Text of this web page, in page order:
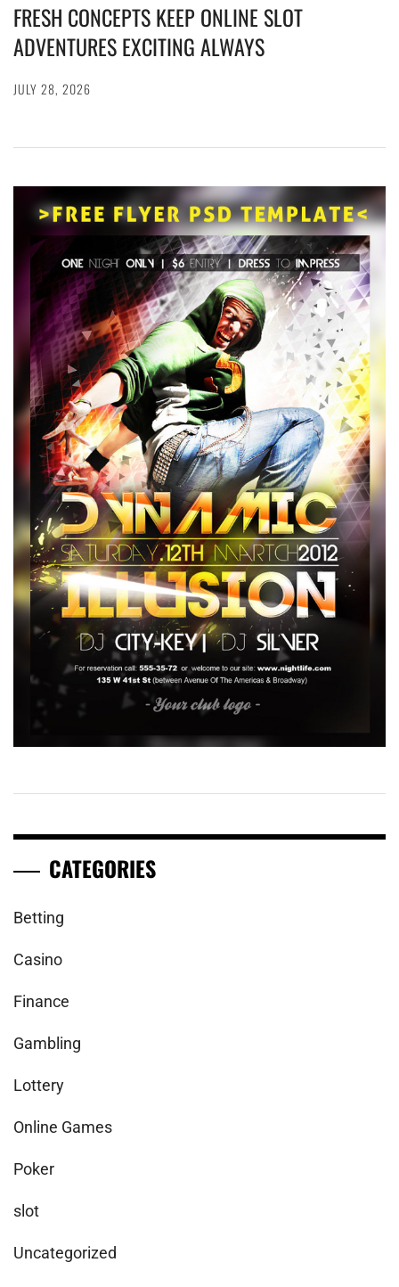
FRESH CONCEPTS KEEP ONLINE SLOT
ADVENTURES EXCITING ALWAYS
JULY 28, 2026
CATEGORIES
Betting
Casino
Finance
Gambling
Lottery
Online Games
Poker
slot
Uncategorized